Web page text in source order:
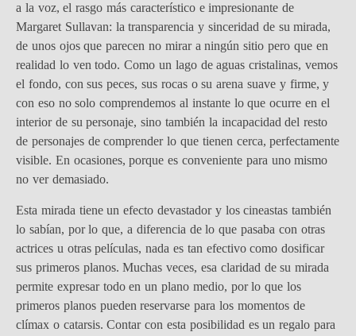
a la voz, el rasgo más característico e impresionante de
Margaret Sullavan: la transparencia y sinceridad de su mirada,
de unos ojos que parecen no mirar a ningún sitio pero que en
realidad lo ven todo. Como un lago de aguas cristalinas, vemos
el fondo, con sus peces, sus rocas o su arena suave y firme, y
con eso no solo comprendemos al instante lo que ocurre en el
interior de su personaje, sino también la incapacidad del resto
de personajes de comprender lo que tienen cerca, perfectamente
visible. En ocasiones, porque es conveniente para uno mismo
no ver demasiado.
Esta mirada tiene un efecto devastador y los cineastas también
lo sabían, por lo que, a diferencia de lo que pasaba con otras
actrices u otras películas, nada es tan efectivo como dosificar
sus primeros planos. Muchas veces, esa claridad de su mirada
permite expresar todo en un plano medio, por lo que los
primeros planos pueden reservarse para los momentos de
clímax o catarsis. Contar con esta posibilidad es un regalo para